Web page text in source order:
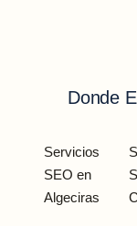
Donde
Servicios
SEO en
Algeciras